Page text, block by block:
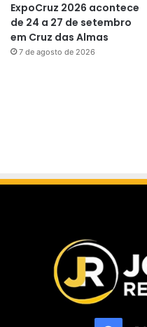
ExpoCruz 2026 acontece
de 24 a 27 de setembro
em Cruz das Almas
7 de agosto de 2026